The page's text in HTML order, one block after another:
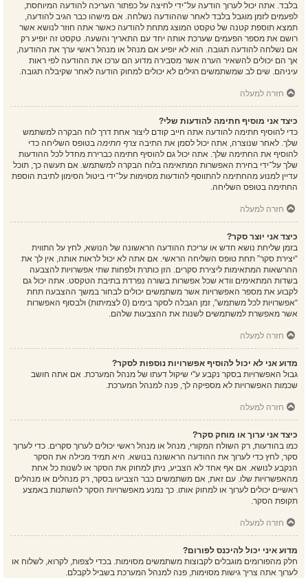
בלבד. אתה יכול לערוך הודעה על־ידי לחיצה על כפתור העריכה להודעה המיוחסת,
לפעמים לזמן מוגבל בלבד לאחר שההודעה נשלחה. אם מישהו כבר הגיב להודעה,
תמצא תוספת קטנה של טקסט המוצג מתחת להודעה כאשר אתה חוזר לנושא אשר
רושם את מספר הפעמים שערכת אותה יחד עם התאריך והשעה. טקסט זה יופיע רק
אם נשלחה להודעה תגובה. הוא לא יופיע אם מנהל או מנהל ראשי ערך את ההודעה,
אך הם יכולים להשאיר הערה אשר מסבירה מדוע הם ערכו את ההודעה לפי ראות
עיניהם. שים לב שמשתמשים רגילים לא יכולים למחוק הודעה לאחר שקיבלה תגובה.
חזרה למעלה
כיצד אני מוסיף חתימה להודעות שלי?
כדי להוסיף חתימה להודעה אתה חייב קודם ליצור אחת דרך לוח הבקרה למשתמש
שלך. לאחר שנוצרה, אתה יכול לסמן את התיבה צרף חתימה בטופס השליחה כדי
להוסיף את החתימה שלך. אתה יכול גם להוסיף חתימה כברירת מחדל לכל ההודעות
שלך על־ידי בחירת האפשרות המתאימה בלוח הבקרה למשתמש. אם תעשה כך, תוכל
עדיין למנוע מהחתימה להתווסף להודעות מסוימות על־ידי ביטול הסימון לתיבת הוספת
החתימה בטופס השליחה.
חזרה למעלה
כיצד אני יוצר סקר?
בזמן שליחת נושא חדש או עריכת ההודעה הראשונה של הנושא, לחץ על התווית
“יצירת סקר” תחת טופס השליחה הראשי. אם אתה לא יכול לראות אותה, אין לך את
ההרשאות המתאימות ליצירת סקרים. הזן כותרת ולפחות שתי אפשרויות להצבעה
בשדות המתאימים וודא שכל אפשרות בשורה נפרדת בתיבת הטקסט. אתה יכול גם
לקבוע את מספר האפשרויות אשר משתמשים יכולים לבחור במשך ההצבעה תחת
“אפשרויות לכל משתמש”, זמן הגבלה לסקר בימים (0 לצמיתות) ולבסוף האפשרות
אשר מאפשרת למשתמשים לשנות את ההצבעות שלהם.
חזרה למעלה
מדוע אני לא יכול להוסיף אפשרויות נוספות לסקר?
גבול האפשרויות בסקר נקבע ע"י שיקול דעתו של מנהל המערכת. אם אתה חושב
שכמות האפשרויות לא מספיקה לך, פנה למנהל המערכת.
חזרה למעלה
כיצד אני ערוך או מוחק סקר?
כמו בהודעות, רק השולח המקורי, מנהל או מנהל ראשי יכולים לערוך סקרים. כדי לערוך
סקר, לחץ כדי לערוך את ההודעה הראשונה בנושא. היא תמיד מכילה את הסקר
הנקבע לנושא. אם אף אחד לא הצביע, ניתן למחוק את הסקר או לשנות כל אחת
מהאפשרויות שלו. עם זאת, אם משתמשים כבר הצביעו בסקר, רק מנהלים או מנהלים
ראשיים יכולים לערוך או למחוק אותו. כך נמנע מאפשרויות הסקר להשתנות באמצע
תקופת הסקר.
חזרה למעלה
מדוע איני יכול להיכנס לפורום?
חלק מהפורומים מוגבלים לקבוצות משתמשים מסוימות. בכדי לצפות, לקרוא, לשלוח או
לערוך אתה צריך גישות מסוימות, פנה למנהל המערכת בשביל לקבלם.